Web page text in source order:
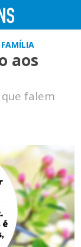
aos
falem